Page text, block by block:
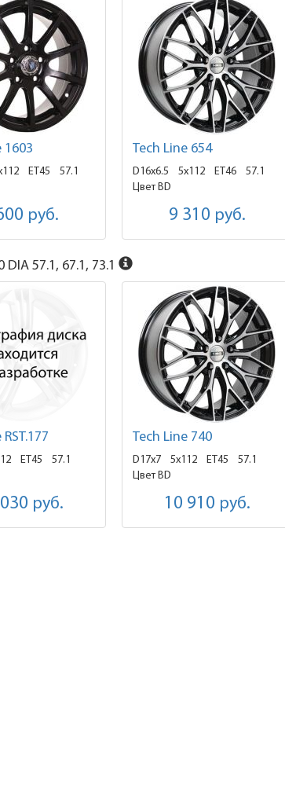
1603
ET45
57.1
руб.
Tech Line 654
D16x6.5 5x112 ET46
57.1
Цвет BD
9 310 руб.
DIA 57.1, 67.1, 73.1
ET45
57.1
руб.
Tech Line 740
D17x7 5x112 ET45
57.1
Цвет BD
10 910 руб.